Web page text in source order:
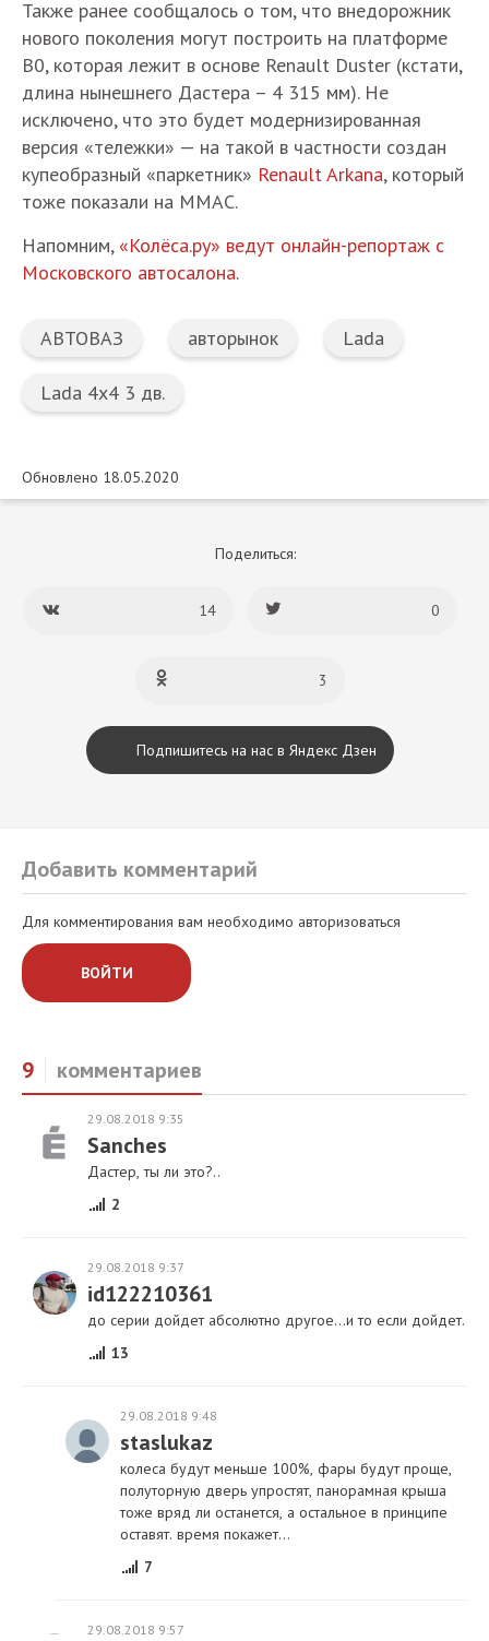
Также ранее сообщалось о том, что внедорожник
нового поколения могут построить на платформе
B0, которая лежит в основе Renault Duster (кстати,
длина нынешнего Дастера – 4 315 мм). Не
исключено, что это будет модернизированная
версия «тележки» — на такой в частности создан
купеобразный «паркетник» Renault Arkana, который
тоже показали на ММАС.
Напомним,«Колёса.ру» ведут онлайн-репортаж с
Московского автосалона.
АВТОВАЗ авторынок Lada
Lada 4х4 3 дв.
Обновлено 18.05.2020
Поделиться:
14 0
3
Подпишитесь на нас в Яндекс Дзен
Добавить комментарий
Для комментирования вам необходимо авторизоваться
ВОЙТИ
9 комментариев
29.08.2018 9:35
Sanches
Дастер, ты ли это?..
2
29.08.2018 9:37
id122210361
до серии дойдет абсолютно другое...и то если дойдет.
13
29.08.2018 9:48
staslukaz
колеса будут меньше 100%, фары будут проще,
полуторную дверь упростят, панорамная крыша
тоже вряд ли останется, а остальное в принципе
оставят. время покажет...
7
29.08.2018 9:57